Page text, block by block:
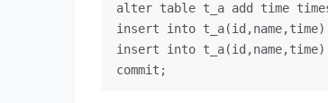
alter table t_a add time
insert into
insert into